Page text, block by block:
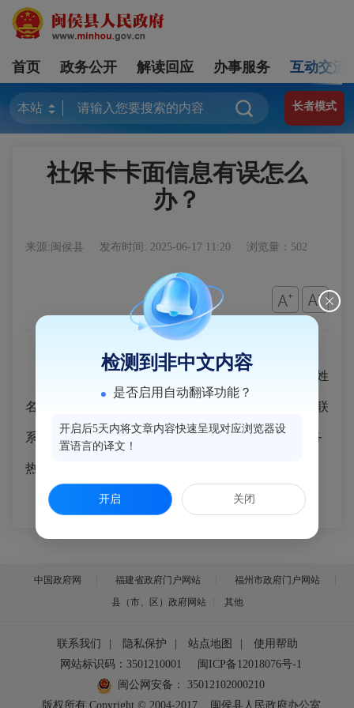
首页 政务公开 解读回应 办事服务 互动交流
长者模式
社保卡卡面信息有误怎么
办？
来源:闽侯县 发布时间: 2025-06-17 11:20 浏览量：502
答：领卡时应核对卡面信息，发现社保卡卡面上姓
名、社会保障号码或者照片有误，应及时与发卡单位联
系，具体可咨询当地社保卡服务网点或拨打12333服务
热线。
中国政府网 福建省政府门户网站
福州市政府门户网站
县（市、区）政府网站
其他
联系我们 隐私保护 站点地图
使用帮助
网站标识码：3501210001
闽ICP备12018076号-1
闽公网安备：
35012102000210
版权所有 Copyright © 2004-2017
闽侯县人民政府办公室
检测到非中文内容
是否启用自动翻译功能？
开启后5天内将文章内容快速呈现对应浏览器设
置语言的译文！
开启 关闭